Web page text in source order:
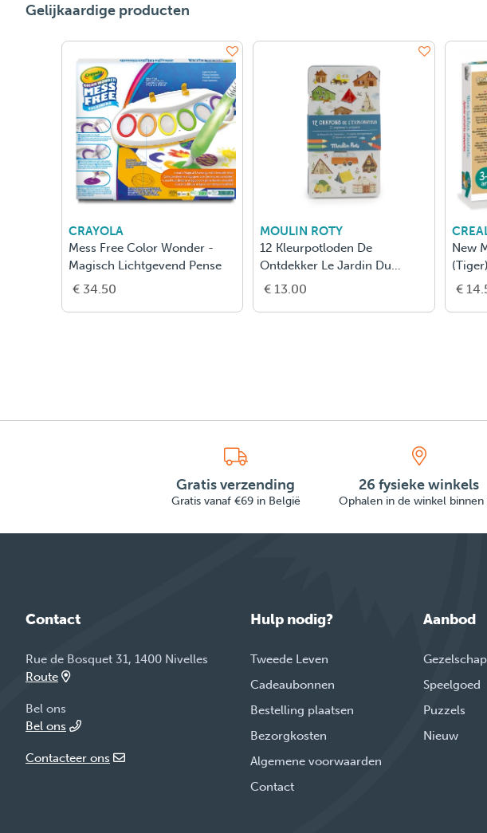
Gelijkaardige producten
CRAYOLA
Mess Free Color Wonder -
Magisch Lichtgevend Pense
€ 34.50
MOULIN ROTY
12 Kleurpotloden De
Ontdekker Le Jardin Du
Moulin
€ 13.00
New
€
Gratis verzending
Gratis vanaf €69 in België
26 fysieke winkels
Ophalen in de winkel binnen
Contact
Rue de Bosquet 31, 1400 Nivelles
Route
Bel ons
Bel ons
Contacteer ons
Hulp nodig?
Tweede Leven
Cadeaubonnen
Bestelling plaatsen
Bezorgkosten
Algemene voorwaarden
Contact
Aanbod
Speelgoed
Puzzels
Nieuw